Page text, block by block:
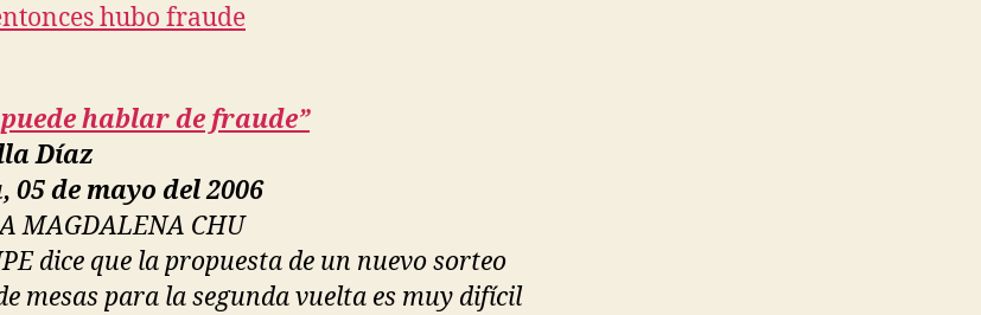
hubo fraude
hablar de fraude”
Díaz
05 de mayo del 2006
MAGDALENA CHU
dice que la propuesta de un nuevo sorteo
mesas para la segunda vuelta es muy difícil